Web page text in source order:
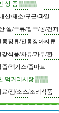
상 품 ▒▒▒▒
산/채소/구근/과일
쌀/곡류/잡곡/콩/견과
통장류/전통장아찌류
강식품/차류/가루/환
즙/엑기스/즙마트
먹거리시장 ▒▒▒
료/잼/소스/조리식품